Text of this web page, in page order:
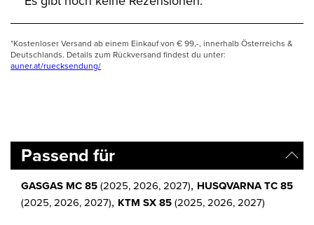
*Kostenloser Versand ab einem Einkauf von € 99,-, innerhalb Österreichs &
Deutschlands. Details zum Rückversand findest du unter:
auner.at/ruecksendung/
Passend für
GASGAS MC 85(2025, 2026, 2027), HUSQVARNA TC 85
(2025, 2026, 2027), KTM SX 85(2025, 2026, 2027)